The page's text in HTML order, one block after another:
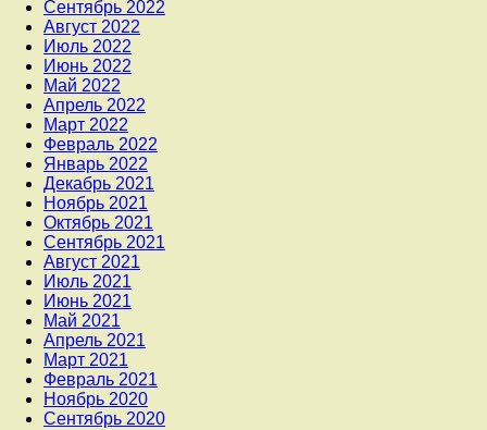
Сентябрь 2022
Август 2022
Июль 2022
Июнь 2022
Май 2022
Апрель 2022
Март 2022
Февраль 2022
Январь 2022
Декабрь 2021
Ноябрь 2021
Октябрь 2021
Сентябрь 2021
Август 2021
Июль 2021
Июнь 2021
Май 2021
Апрель 2021
Март 2021
Февраль 2021
Ноябрь 2020
Сентябрь 2020